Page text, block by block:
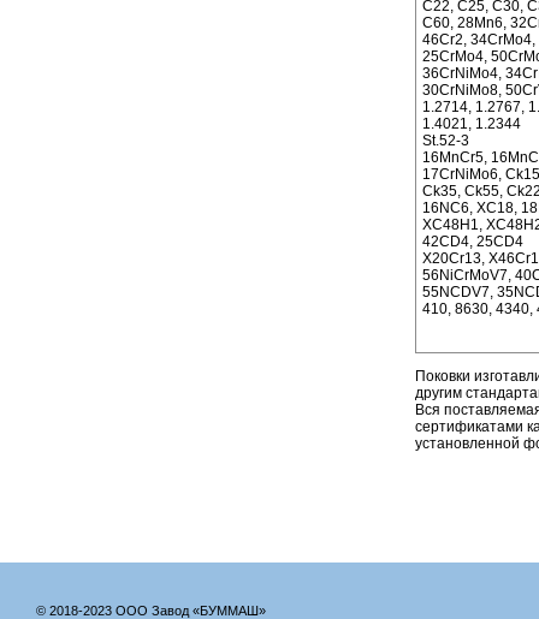
C22, C25, C30,
C60, 28Mn6,
46Cr2,
25CrMo4,
36CrNiMo4,
30CrNiMo8,
1.2714, 1.2767,
1.4021, 1.2344
St.52-3
16MnCr5,
17CrNiMo6,
Ck35, Ck55,
16NC6, XC18,
XC48H1,
42CD4, 25CD4
X20Cr13,
56NiCrMoV7,
55NCDV7,
410, 8630, 4340,
Поковки
другим
Вся
сертификатами
установленной
© 2018-2023 ООО Завод «БУММАШ»